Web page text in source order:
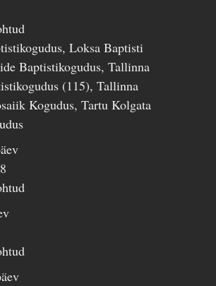
Loksa Baptisti
Baptistikogudus, Tallinna
(115), Tallinna
Kogudus, Tartu Kolgata